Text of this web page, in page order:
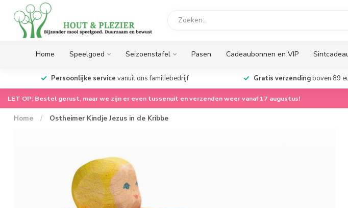
Home Speelgoed Seizoenstafel Pasen Cadeaubonnen en VIP
Persoonlijke service vanuit ons familiebedrijf Gratis verzendingboven 89
LET OP: Bestel gerust, maar we zijn er even tussenuit en verzenden weer vanaf 17 augustus!
Home / Ostheimer Kindje Jezus in de Kribbe